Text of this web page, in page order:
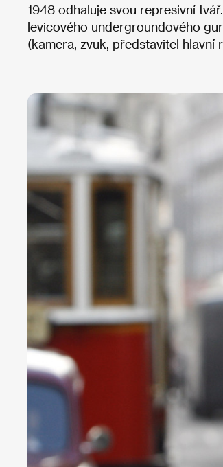
1948 odhaluje svou represivní
levicového undergroundového
(kamera, zvuk, představitel hlavní